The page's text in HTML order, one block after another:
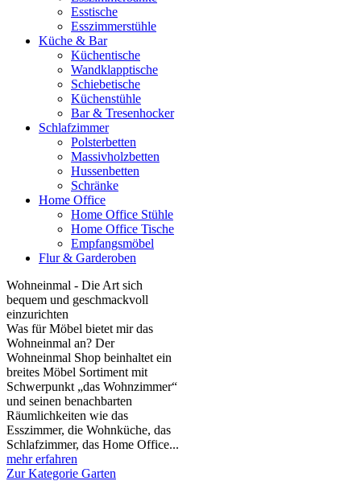
Esstische
Esszimmerstühle
Küche & Bar
Küchentische
Wandklapptische
Schiebetische
Küchenstühle
Bar & Tresenhocker
Schlafzimmer
Polsterbetten
Massivholzbetten
Hussenbetten
Schränke
Home Office
Home Office Stühle
Home Office Tische
Empfangsmöbel
Flur & Garderoben
Wohneinmal - Die Art sich
bequem und geschmackvoll
einzurichten
Was für Möbel bietet mir das
Wohneinmal an? Der
Wohneinmal Shop beinhaltet ein
breites Möbel Sortiment mit
Schwerpunkt „das Wohnzimmer“
und seinen benachbarten
Räumlichkeiten wie das
Esszimmer, die Wohnküche, das
Schlafzimmer, das Home Office...
mehr erfahren
Zur Kategorie Garten